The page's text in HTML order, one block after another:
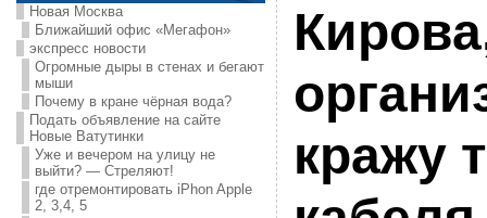
Новая Москва
Ближайший офис «Мегафон»
экспресс новости
Огромные дыры в стенах и бегают
мыши
Почему в кране чёрная вода?
Подать объявление на сайте
Новые Ватутинки
Уже и вечером на улицу не
выйти? — Стреляют!
где отремонтировать iPhon Apple
2, 3,4, 5
кражу